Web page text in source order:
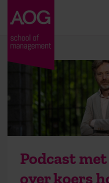
Podcast
over koers